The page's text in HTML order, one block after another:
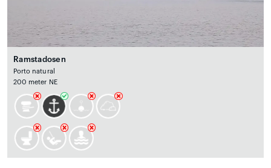
Ramstadosen
Porto natural
200 meter NE